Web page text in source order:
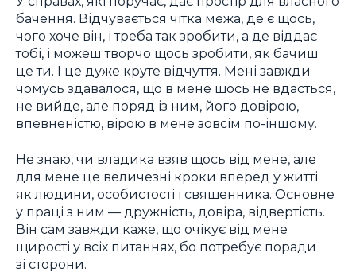
бачення. Відчувається чітка межа, де є щось,
чого хоче він, і треба так зробити, а де віддає
тобі, і можеш творчо щось зробити, як бачиш
це ти. І це дуже круте відчуття. Мені завжди
чомусь здавалося, що в мене щось не вдасться,
не вийде, але поряд із ним, його довірою,
впевненістю, вірою в мене зовсім по-іншому.
Не знаю, чи владика взяв щось від мене, але
для мене це величезні кроки вперед у житті
як людини, особистості і священника. Основне
у праці з ним — дружність, довіра, відвертість.
Він сам завжди каже, що очікує від мене
щирості у всіх питаннях, бо потребує поради
зі сторони.